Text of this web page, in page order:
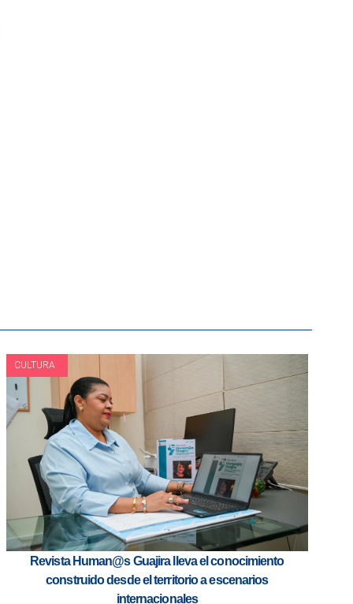
CULTURA
Revista Human@s Guajira lleva el conocimiento
construido desde el territorio a escenarios
internacionales